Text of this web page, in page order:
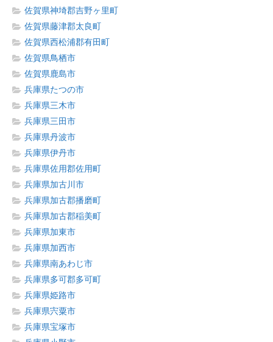
佐賀県神埼郡吉野ヶ里町
佐賀県藤津郡太良町
佐賀県西松浦郡有田町
佐賀県鳥栖市
佐賀県鹿島市
兵庫県たつの市
兵庫県三木市
兵庫県三田市
兵庫県丹波市
兵庫県伊丹市
兵庫県佐用郡佐用町
兵庫県加古川市
兵庫県加古郡播磨町
兵庫県加古郡稲美町
兵庫県加東市
兵庫県加西市
兵庫県南あわじ市
兵庫県多可郡多可町
兵庫県姫路市
兵庫県宍粟市
兵庫県宝塚市